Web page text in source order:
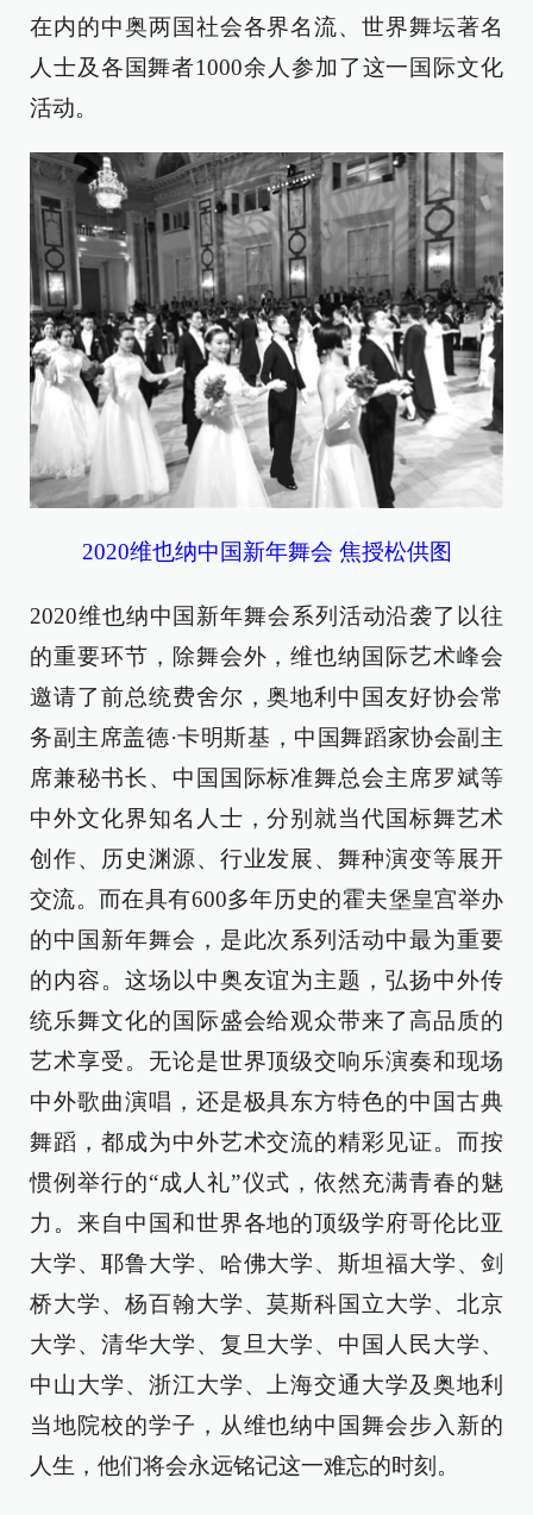
在内的中奥两国社会各界名流、世界舞坛著名
人士及各国舞者1000余人参加了这一国际文化
活动。
2020维也纳中国新年舞会 焦授松供图
2020维也纳中国新年舞会系列活动沿袭了以往
的重要环节，除舞会外，维也纳国际艺术峰会
邀请了前总统费舍尔，奥地利中国友好协会常
务副主席盖德·卡明斯基，中国舞蹈家协会副主
席兼秘书长、中国国际标准舞总会主席罗斌等
中外文化界知名人士，分别就当代国标舞艺术
创作、历史渊源、行业发展、舞种演变等展开
交流。而在具有600多年历史的霍夫堡皇宫举办
的中国新年舞会，是此次系列活动中最为重要
的内容。这场以中奥友谊为主题，弘扬中外传
统乐舞文化的国际盛会给观众带来了高品质的
艺术享受。无论是世界顶级交响乐演奏和现场
中外歌曲演唱，还是极具东方特色的中国古典
舞蹈，都成为中外艺术交流的精彩见证。而按
惯例举行的“成人礼”仪式，依然充满青春的魅
力。来自中国和世界各地的顶级学府哥伦比亚
大学、耶鲁大学、哈佛大学、斯坦福大学、剑
桥大学、杨百翰大学、莫斯科国立大学、北京
大学、清华大学、复旦大学、中国人民大学、
中山大学、浙江大学、上海交通大学及奥地利
当地院校的学子，从维也纳中国舞会步入新的
人生，他们将会永远铭记这一难忘的时刻。